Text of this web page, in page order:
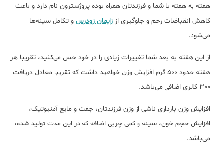
هفته به هفته با شما و فرزندتان همراه بوده پروژسترون نام دارد و باعث
کاهش انقباضات رحم و جلوگیری از زایمان زودرس و تکامل سینه‌ها
می‌شود.
از این هفته به بعد شما تغییرات زیادی را در خود حس می‌کنید، تقریبا هر
هفته حدود 500 گرم افزایش وزن خواهید داشت که تقریبا معادل دریافت
300 کالری اضافی می‌باشد.
افزایش وزن بارداری ناشی از وزن فرزندتان، جفت و مایع آمنیوتیک،
افزایش حجم خون، سینه و کمی چربی اضافه که در این مدت تولید شده،
می‌باشد.